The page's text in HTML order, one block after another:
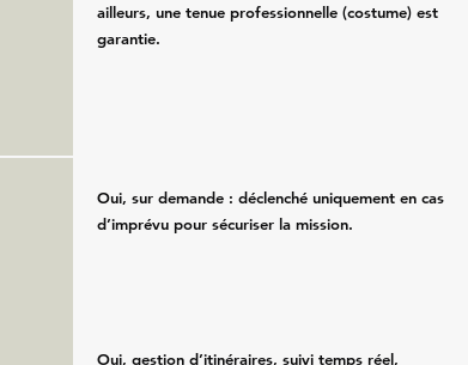
ailleurs, une tenue professionnelle (costume) est
garantie.
Oui, sur demande : déclenché uniquement en cas
d’imprévu pour sécuriser la mission.
Oui, gestion d’itinéraires, suivi temps réel,